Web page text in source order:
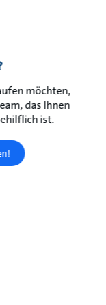
möchten,
das Ihnen
ist.